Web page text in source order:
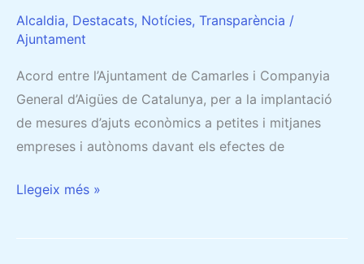
Alcaldia, Destacats, Notícies, Transparència /
Ajuntament
Acord entre l’Ajuntament de Camarles i Companyia
General d’Aigües de Catalunya, per a la implantació
de mesures d’ajuts econòmics a petites i mitjanes
empreses i autònoms davant els efectes de
Llegeix més »